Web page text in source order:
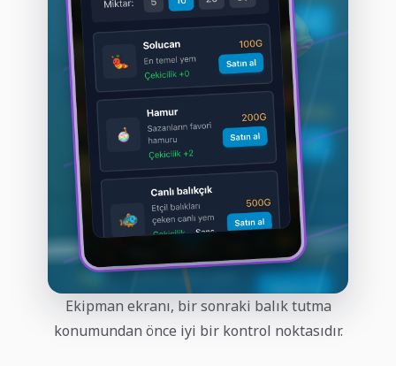
Ekipman ekranı, bir sonraki balık tutma
konumundan önce iyi bir kontrol noktasıdır.